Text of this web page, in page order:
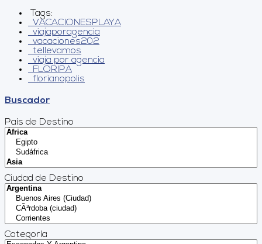
Tags:
VACACIONESPLAYA
viajaporagencia
vacaciones202
tellevamos
viaja por agencia
FLORIPA
florianopolis
Buscador
País de Destino
Ciudad de Destino
Categoría